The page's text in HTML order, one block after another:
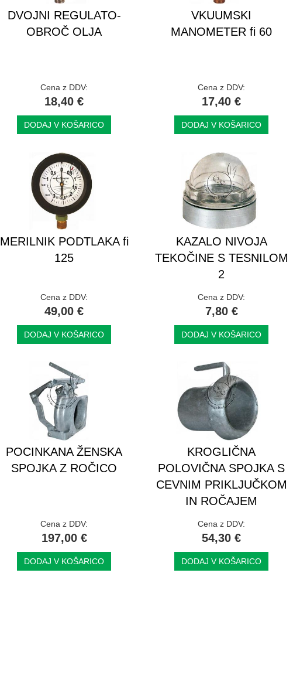
DVOJNI REGULATO-
OBROČ OLJA
Cena z DDV:
18,40 €
DODAJ V KOŠARICO
VKUUMSKI
MANOMETER fi 60
Cena z DDV:
17,40 €
DODAJ V KOŠARICO
MERILNIK PODTLAKA fi
125
Cena z DDV:
49,00 €
DODAJ V KOŠARICO
KAZALO NIVOJA
TEKOČINE S TESNILOM
2
Cena z DDV:
7,80 €
DODAJ V KOŠARICO
POCINKANA ŽENSKA
SPOJKA Z ROČICO
Cena z DDV:
197,00 €
DODAJ V KOŠARICO
KROGLIČNA
POLOVIČNA SPOJKA S
CEVNIM PRIKLJUČKOM
IN ROČAJEM
Cena z DDV:
54,30 €
DODAJ V KOŠARICO